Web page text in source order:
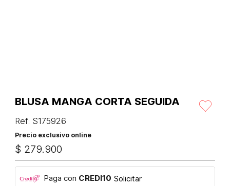
BLUSA MANGA CORTA SEGUIDA
Ref: S175926
Precio exclusivo online
$ 279.900
Paga con CREDI10 Solicitar